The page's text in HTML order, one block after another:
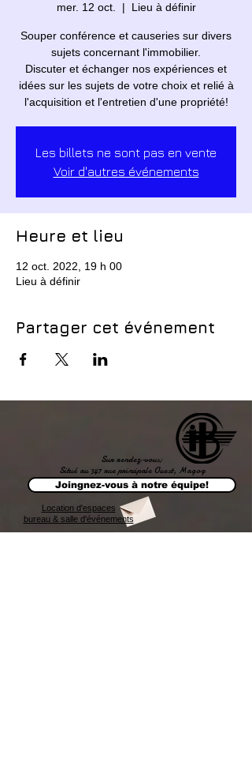
mer. 12 oct.
  |
Lieu à définir
Souper conférence et causeries sur divers
sujets concernant l'immobilier.
Discuter et échanger nos expériences et
idées sur les sujets de votre choix et relié à
l'acquisition et l'entretien d'une propriété!
Les billets ne sont pas en vente
Voir d'autres événements
Heure et lieu
12 oct. 2022, 19 h 00
Lieu à définir
Partager cet événement
Sur rendez-vous;
Situé au 347 rue principale Ouest, Magog
Joingnez-vous à notre équipe!
Location d'espaces
bureau & salle d'événements